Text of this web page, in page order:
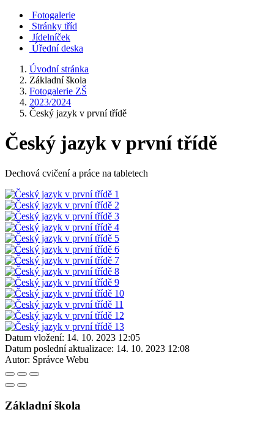
Fotogalerie
Stránky tříd
Jídelníček
Úřední deska
Úvodní stránka
Základní škola
Fotogalerie ZŠ
2023/2024
Český jazyk v první třídě
Český jazyk v první třídě
Dechová cvičení a práce na tabletech
Datum vložení: 14. 10. 2023 12:05
Datum poslední aktualizace: 14. 10. 2023 12:08
Autor: Správce Webu
Základní škola